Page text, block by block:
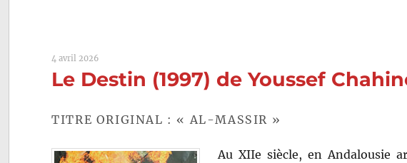
4 avril 2026
Le Destin (1997) de Youssef
TITRE ORIGINAL : « AL-MASSIR »
Au XIIe siècle, en Andalousie